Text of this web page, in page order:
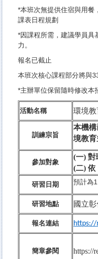
*本班次無提供住宿與用餐
課表日程規劃
*因課程所需，建議學員具
力。
報名已截止
本班次核心課程部分將與
*主辦單位保留隨時修改本
活動名稱 環境教
訓練宗旨
本機
境教
參加對象
(一) 對
(二) 依
研習 日期 預計為
研習地點 國立
報名連結 https://
簡章參閱 https://